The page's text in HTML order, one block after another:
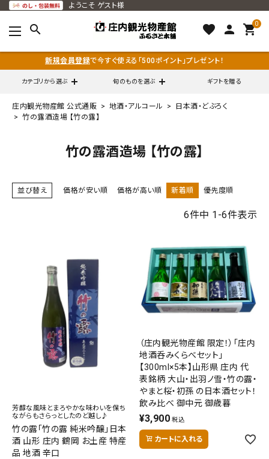
ようこそ ゲスト様
search favorite person 0
shopping_cart
新規会員登録で今すぐ使える「500ポイント」プレゼント！
カテゴリから選ぶ 旬のものを選ぶ ギフトを贈る
schedule 通販営業時間 - 平日9:00～12:00
（※FAXでの注文は随時対応）
ログイン
熨斗（のし）・包装無料
カテゴリーから選ぶ
価格から選ぶ
コンテンツ
庄内観光物産館 公式通販 地酒・アルコール
日本酒・どぶろく
竹の露酒造場 【竹の露】
竹の露酒造場 【竹の露】
並び替え 価格が安い順 価格が高い順 新着順 優先度順
6件中 1 -6件表示
芳醇な風味とまろやかな味わいを保ち
ながらもさらっとしたのど越し♪
竹の露「竹の露 純米吟醸」日本
酒 山形 庄内 鶴岡 お土産 特産
品 地酒 辛口
（庄内観光物産館 限定！）「庄内
地酒呑みくらべセット」
【300ml×5本】山形県 庄内 代
表銘柄 大山・出羽ノ雪・竹の露・
やまと桜・初孫 の日本酒セット！
飲み比べ 御中元 御歳暮
¥3,900 税込
カートに入れる